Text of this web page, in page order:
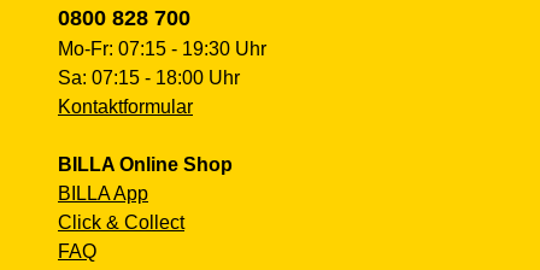
0800 828 700
Mo-Fr: 07:15 - 19:30 Uhr
Sa: 07:15 - 18:00 Uhr
Kontaktformular
BILLA Online Shop
BILLA App
Click & Collect
FAQ